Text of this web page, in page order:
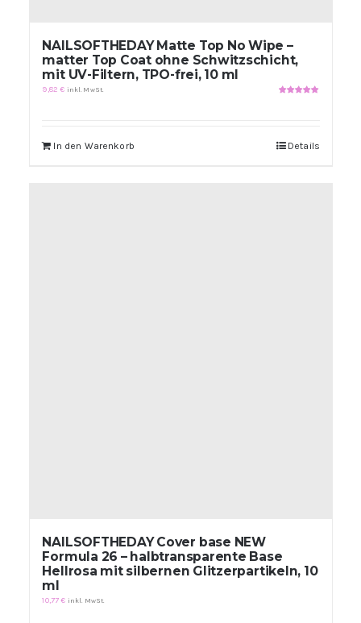
NAILSOFTHEDAY Matte Top No Wipe –
matter Top Coat ohne Schwitzschicht,
mit UV-Filtern, TPO-frei, 10 ml
9,82€ inkl. MwSt.
In den Warenkorb Details
NAILSOFTHEDAY Cover base NEW
Formula 26 – halbtransparente Base
Hellrosa mit silbernen Glitzerpartikeln, 10
ml
10,77€ inkl. MwSt.